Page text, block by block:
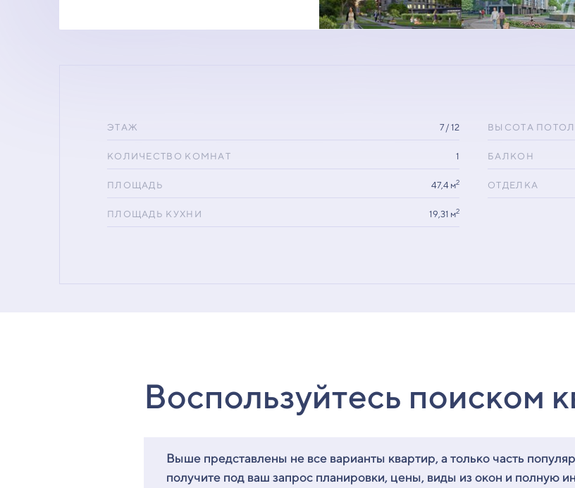
ЭТАЖ 7 / 12
КОЛИЧЕСТВО КОМНАТ 1
ПЛОЩАДЬ 47,4 м2
ПЛОЩАДЬ КУХНИ 19,31 м2
ВЫСОТА
БАЛКОН
ОТДЕЛКА
Воспользуйтесь поиском
Выше представлены не все варианты квартир, а только часть
получите под ваш запрос планировки, цены, виды из окон и полную